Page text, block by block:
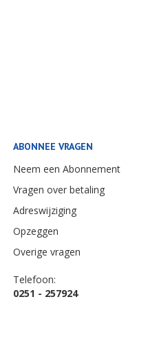
ABONNEE VRAGEN
Neem een Abonnement
Vragen over betaling
Adreswijziging
Opzeggen
Overige vragen
Telefoon:
0251 - 257924